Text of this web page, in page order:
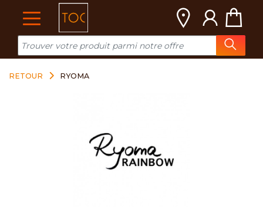
RETOUR RYOMA
Cookies management panel